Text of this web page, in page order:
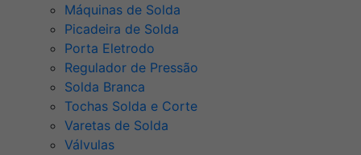
Máquinas de Solda
Picadeira de Solda
Porta Eletrodo
Regulador de Pressão
Solda Branca
Tochas Solda e Corte
Varetas de Solda
Válvulas